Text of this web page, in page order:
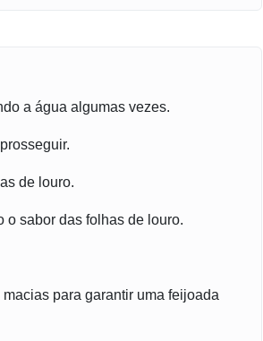
a água algumas vezes.
de louro.
o sabor das folhas de louro.
para garantir uma feijoada